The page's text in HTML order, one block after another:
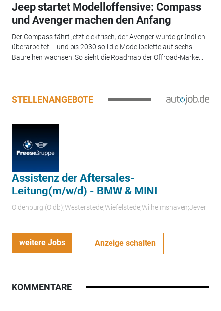
Jeep startet Modelloffensive: Compass
und Avenger machen den Anfang
Der Compass fährt jetzt elektrisch, der Avenger wurde gründlich
überarbeitet – und bis 2030 soll die Modellpalette auf sechs
Baureihen wachsen. So sieht die Roadmap der Offroad-Marke...
STELLENANGEBOTE
Assistenz der Aftersales-
Leitung(m/w/d) - BMW & MINI
Oldenburg (Oldb);Westerstede;Wiefelstede;Wilhelmshaven;Jever
weitere Jobs Anzeige schalten
KOMMENTARE